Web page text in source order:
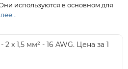
используются в основном для
x 1,5 мм² - 16 AWG. Цена за 1